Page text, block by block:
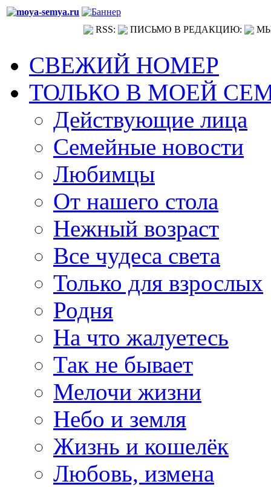
RSS: ПИСЬМО В РЕДАКЦИЮ:
СВЕЖИЙ НОМЕР
ТОЛЬКО В МОЕЙ
Действующие лица
Семейные новости
Любимцы
От нашего стола
Нежный возраст
Все чудеса света
Только для взрослых
Родня
На что жалуетесь
Так не бывает
Мелочи жизни
Небо и земля
Жизнь и кошелёк
Любовь, измена